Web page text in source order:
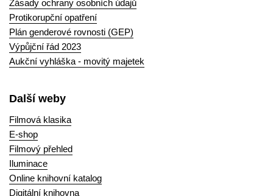
Zásady ochrany osobních údajů
Protikorupční opatření
Plán genderové rovnosti (GEP)
Výpůjční řád 2023
Aukční vyhláška - movitý majetek
Další weby
Filmová klasika
E-shop
Filmový přehled
Iluminace
Online knihovní katalog
Digitální knihovna